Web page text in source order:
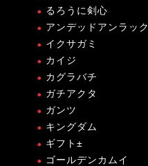
るろうに剣心
アンデッドアンラック
イクサガミ
カイジ
カグラバチ
ガチアクタ
ガンツ
キングダム
ギフト±
ゴールデンカムイ